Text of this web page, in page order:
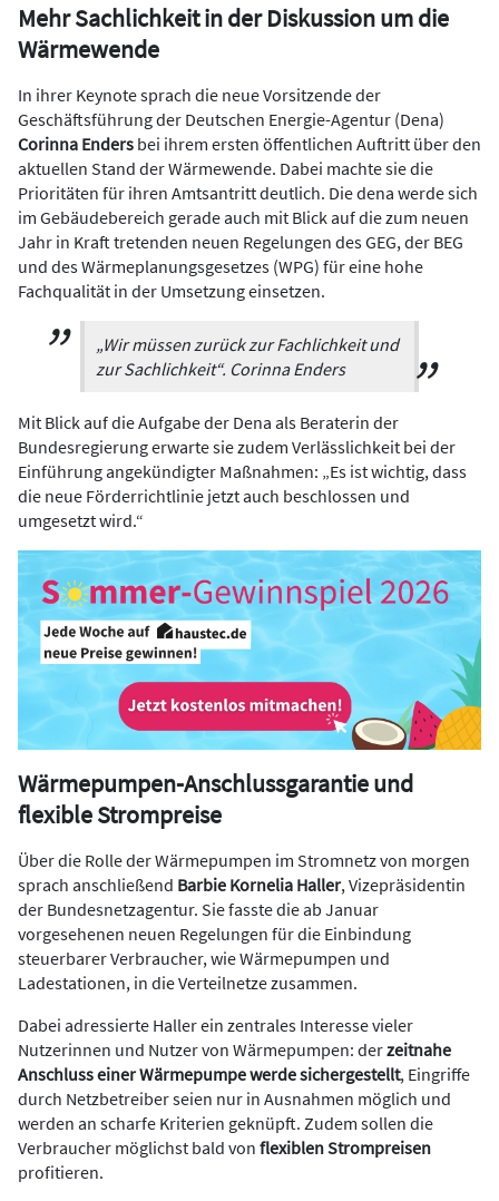
Mehr Sachlichkeit in der Diskussion um die
Wärmewende
In ihrer Keynote sprach die neue Vorsitzende der
Geschäftsführung der Deutschen Energie-Agentur (Dena)
Corinna Enders bei ihrem ersten öffentlichen Auftritt über den
aktuellen Stand der Wärmewende. Dabei machte sie die
Prioritäten für ihren Amtsantritt deutlich. Die dena werde sich
im Gebäudebereich gerade auch mit Blick auf die zum neuen
Jahr in Kraft tretenden neuen Regelungen des GEG, der BEG
und des Wärmeplanungsgesetzes (WPG) für eine hohe
Fachqualität in der Umsetzung einsetzen.
„Wir müssen zurück zur Fachlichkeit und
zur Sachlichkeit“. Corinna Enders
Mit Blick auf die Aufgabe der Dena als Beraterin der
Bundesregierung erwarte sie zudem Verlässlichkeit bei der
Einführung angekündigter Maßnahmen: „Es ist wichtig, dass
die neue Förderrichtlinie jetzt auch beschlossen und
umgesetzt wird.“
Wärmepumpen-Anschlussgarantie und
flexible Strompreise
Über die Rolle der Wärmepumpen im Stromnetz von morgen
sprach anschließend Barbie Kornelia Haller, Vizepräsidentin
der Bundesnetzagentur. Sie fasste die ab Januar
vorgesehenen neuen Regelungen für die Einbindung
steuerbarer Verbraucher, wie Wärmepumpen und
Ladestationen, in die Verteilnetze zusammen.
Dabei adressierte Haller ein zentrales Interesse vieler
Nutzerinnen und Nutzer von Wärmepumpen: derzeitnahe
Anschluss einer Wärmepumpe werde sichergestellt, Eingriffe
durch Netzbetreiber seien nur in Ausnahmen möglich und
werden an scharfe Kriterien geknüpft. Zudem sollen die
Verbraucher möglichst bald von flexiblen Strompreisen
profitieren.